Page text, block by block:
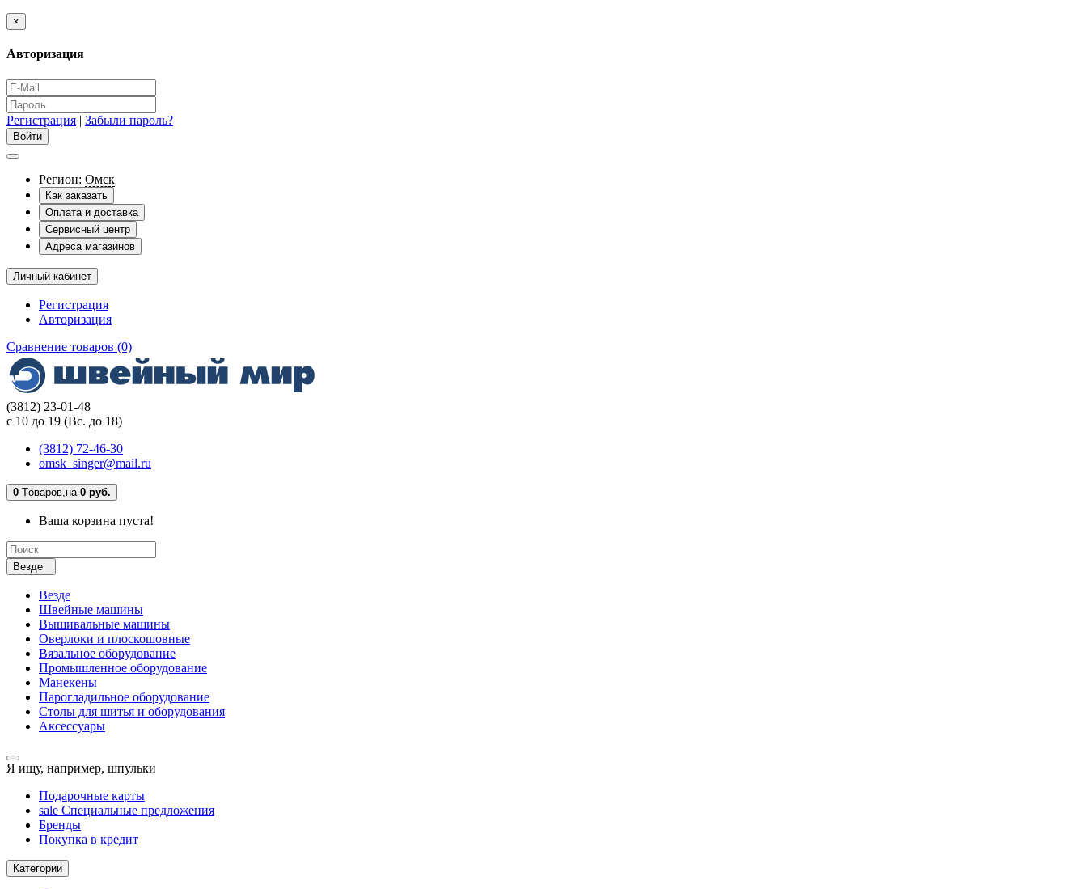
×
Авторизация
Регистрация | Забыли пароль?
Регион: Омск
Как заказать
Оплата и доставка
Сервисный центр
Адреса магазинов
Личный кабинет
Регистрация
Авторизация
Сравнение товаров (0)
(3812) 23-01-48
с 10 до 19 (Вс. до 18)
(3812) 72-46-30
omsk_singer@mail.ru
0 Tоваров,на 0 руб.
Ваша корзина пуста!
Везде
Везде
Швейные машины
Вышивальные машины
Оверлоки и плоскошовные
Вязальное оборудование
Промышленное оборудование
Манекены
Парогладильное оборудование
Столы для шитья и оборудования
Аксессуары
Я ищу, например, шпульки
Подарочные карты
sale Специальные предложения
Бренды
Покупка в кредит
Категории